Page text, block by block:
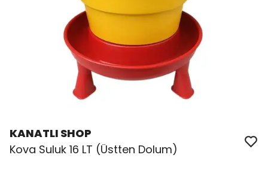
KANATLI SHOP
Kova Suluk 16 LT (Üstten Dolum)